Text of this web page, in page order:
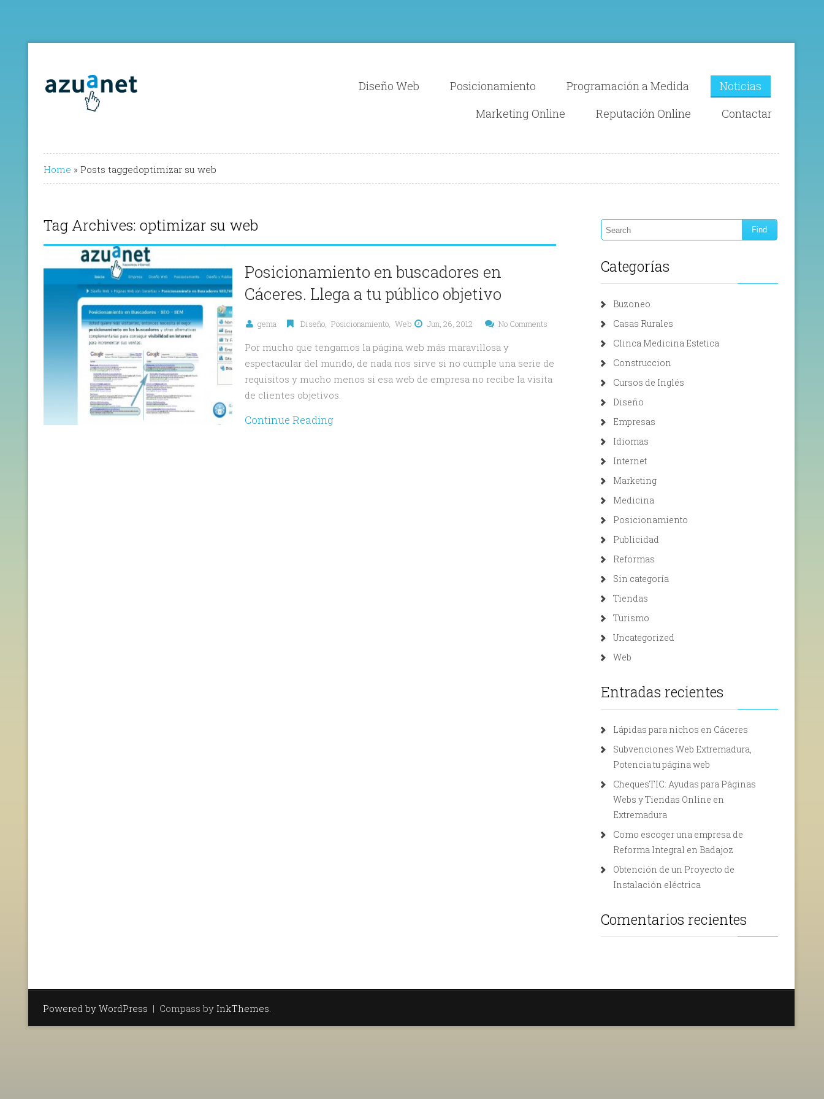
Diseño Web Posicionamiento Programación a Medida
Noticias
Marketing Online
Reputación Online Contactar
Home » Posts taggedoptimizar su web
Tag Archives: optimizar su web
Posicionamiento en buscadores en
Cáceres. Llega a tu público objetivo
gema Diseño, Posicionamiento, Web Jun, 26, 2012 No Comments
Por mucho que tengamos la página web más maravillosa y
espectacular del mundo, de nada nos sirve si no cumple una serie de
requisitos y mucho menos si esa web de empresa no recibe la visita
de clientes objetivos.
Continue Reading
Categorías
Buzoneo
Casas Rurales
Clinca Medicina Estetica
Construccion
Cursos de Inglés
Diseño
Empresas
Idiomas
Internet
Marketing
Medicina
Posicionamiento
Publicidad
Reformas
Sin categoría
Tiendas
Turismo
Uncategorized
Web
Entradas recientes
Lápidas para nichos en Cáceres
Subvenciones Web Extremadura,
Potencia tu página web
ChequesTIC: Ayudas para Páginas
Webs y Tiendas Online en
Extremadura
Como escoger una empresa de
Reforma Integral en Badajoz
Obtención de un Proyecto de
Instalación eléctrica
Comentarios recientes
Powered by WordPress | Compass by InkThemes.